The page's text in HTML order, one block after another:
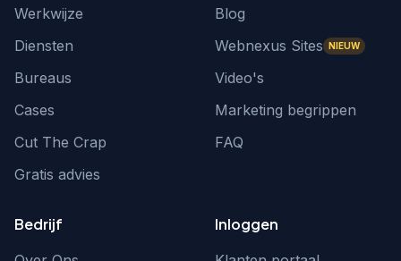
Werkwijze
Diensten
Bureaus
Cases
Cut The Crap
Gratis advies
Blog
Webnexus Sites NIEUW
Video's
Marketing begrippen
FAQ
Bedrijf Inloggen